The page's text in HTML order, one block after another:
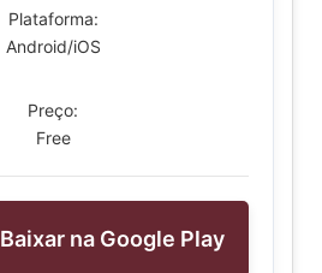
Plataforma:
Android/iOS
Preço:
Free
Baixar na Google Play